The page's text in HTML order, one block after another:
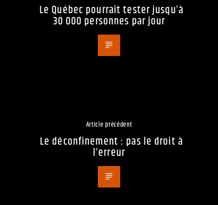
Le Québec pourrait tester jusqu’à
30 000 personnes par jour
Article précédent
Le déconfinement : pas le droit à
l’erreur